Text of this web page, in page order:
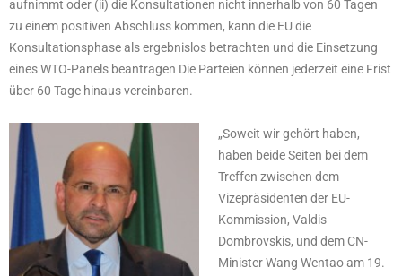
aufnimmt oder (ii) die Konsultationen nicht innerhalb von 60 Tagen
zu einem positiven Abschluss kommen, kann die EU die
Konsultationsphase als ergebnislos betrachten und die Einsetzung
eines WTO-Panels beantragen Die Parteien können jederzeit eine Frist
über 60 Tage hinaus vereinbaren.
„Soweit wir gehört haben,
haben beide Seiten bei dem
Treffen zwischen dem
Vizepräsidenten der EU-
Kommission, Valdis
Dombrovskis, und dem CN-
Minister Wang Wentao am 19.